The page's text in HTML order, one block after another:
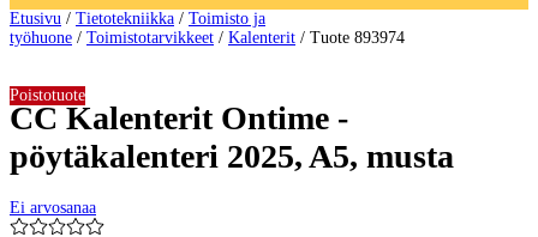
Etusivu / Tietotekniikka / Toimisto ja
työhuone / Toimistotarvikkeet / Kalenterit / Tuote 893974
CC Kalenterit Ontime -
pöytäkalenteri 2025, A5, musta
Ei arvosanaa
Poistotuote